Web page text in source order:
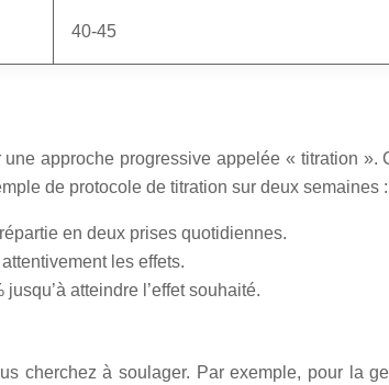
40-45
approche progressive appelée « titration
de protocole de titration sur deux semaines :
en deux prises quotidiennes.
les effets.
atteindre l’effet souhaité.
cherchez à soulager. Par exemple, pour la